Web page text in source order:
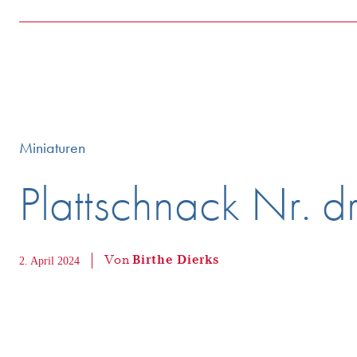
Miniaturen
Plattschnack Nr.
2. April 2024 VonBirthe Dierks